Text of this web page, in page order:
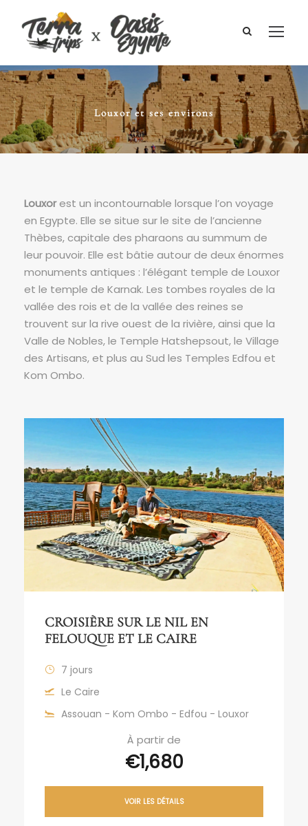
Louxor et ses environs
Louxorest un incontournable lorsque l’on voyage
en Egypte. Elle se situe sur le site de l’ancienne
Thèbes, capitale des pharaons au summum de
leur pouvoir. Elle est bâtie autour de deux énormes
monuments antiques : l’élégant temple de Louxor
et le temple de Karnak. Les tombes royales de la
vallée des rois et de la vallée des reines se
trouvent sur la rive ouest de la rivière, ainsi que la
Valle de Nobles, le Temple Hatshepsout, le Village
des Artisans, et plus au Sud les Temples Edfou et
Kom Ombo.
CROISIÈRE SUR LE NIL EN
FELOUQUE ET LE CAIRE
7 jours
Le Caire
Assouan - Kom Ombo - Edfou - Louxor
À partir de
€1,680
VOIR LES DÉTAILS